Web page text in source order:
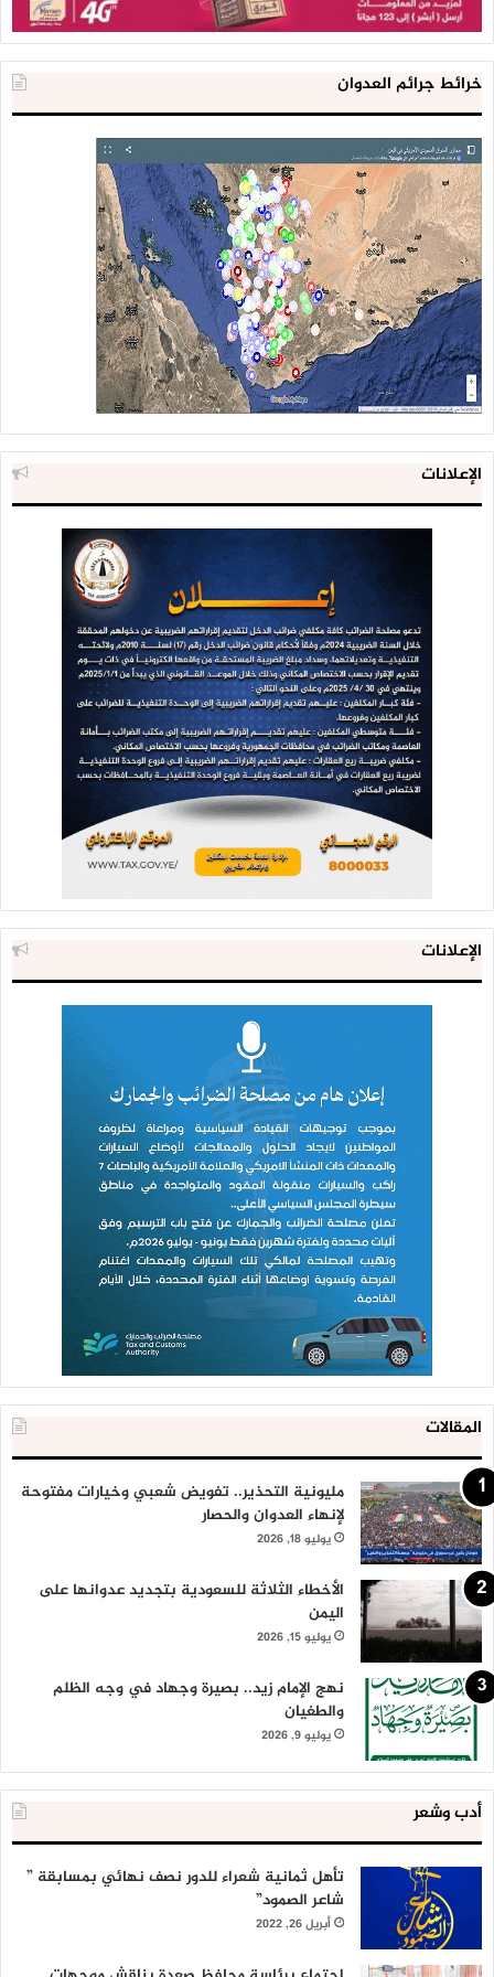
العدوان لأماكن مجاورة أكثر من مرة ما أدى إلى تضرر المبنى
الرئيسي.
وبين التقرير أن خسائر المؤسسة في التجهيزات الفنية والتقنية،
شملت نهب فروعها، وتعطل المولدات الكهربائية، وإغلاق فروع في
عدد من المحافظات، وتضرر المطابع الرئيسية، وبلغ إجمالي الخسائر
المباشرة مليون و838 ألف دولار.
فيما بلغ إجمالي الخسائر غير المباشرة التي شملت انقطاع
المرتبات، وانخفاض عوائد الأنشطة التجارية، وانخفاض الموازنة
والنفقات التشغيلية 181 مليوناً و 900 ألف دولار، وبلغ إجمالي
دولار.
وبحسب التقرير فإن المبنى الرئيسي لمؤسسة الجمهورية
للصحافة والطباعة والنشر في محافظة تعز تعرض للتدمير والنهب
والإحراق وتوقف عملها بشكل كامل بما في ذلك فروعها، وتقدر
الخسائر بأكثر من 40 مليون دولار.
تسبب العدوان في توقف عمل ونشاط معهد التدريب والتأهيل
الإعلامي، بشكل كامل، وتخفيض الموازنة التشغيلية، وكذا انقطاع
والفنية، وتقدر الخسائر بعشرة ملايين دولار.
أما مركز التوثيق الإعلامي فأدى العدوان إلى حدوث أضرار جزئية
في مبناه، وتضرر تجهيزاته الفنية والتقنية وانخفاض الموازنة
المالية بنسبة 95 بالمائة وتوقف صرف المرتبات، وتقدر الخسائر
بـخمسة ملايين دولار.
ولفت التقرير إلى أن هذه الأرقام والإحصائيات تكشف أن وسائل
الإعلام الوطنية تعرضت لأكبر عملية استهداف وتدمير ممنهج من
قبل العدوان الأمريكي السعودي، في جرائم مشهودة تتجاوز مجرد
انتهاك حرية الرأي والتعبير، إلى جرائم حرب وفق القانون الدولي
الإنساني الذي يجرم استهداف وسائل الإعلام والصحفيين حتى
أثناء الحروب والنزاعات.
وأكد أن الحقيقة هي أكبر المستهدفين من هذا العدوان الذي
جعل من وسائل الإعلام المقروءة والمسموعة والمرئية في اليمن
أهدافا مشروعة بهدف التغطية على جرائمه بحق الشعب اليمني
على مدى أكثر عقد من الزمن.
وأشار التقرير، إلى أن استهداف وسائل الإعلام هو استهداف متعمد
لجبهة من أهم جبهات مواجهة الحروب الناعمة والصلبة، التي
تستهدف في مجملها تشويش الرؤية الوطنية، وبالتالي التعتيم
على الصورة الحقيقية للعدوان وأهدافه.
وأكدت وزارة الإعلام والمؤسسات التابعة لها أن هذه الجرائم تمثل
وصمة عار في جبين تحالف العدوان وكل المتشدقين بحرية الرأي
والتعبير، وأنه سيتم محاسبة مرتكبي هذه الجرائم عاجلا أم آجلا.
وجددت التأكيد بأن وسائل الإعلام الوطنية ستبقى الصوت الحر
الذي لا يمكن إسكاته، والمنبر الذي يتصدى للآلة الإعلامية للعدو
الذي ما يزال يستهدف اليمن أرضا وإنسانا بمختلف الوسائل
خرائط جرائم العدوان
الإعلانات
الإعلانات
المقالات
مليونية التحذير.. تفويض شعبي وخيارات مفتوحة
لإنهاء العدوان والحصار
يوليو 18, 2026
الأخطاء الثلاثة للسعودية بتجديد عدوانها على
اليمن
يوليو 15, 2026
نهج الإمام زيد.. بصيرة وجهاد في وجه الظلم
والطغيان
يوليو 9, 2026
أدب وشعر
تأهل ثمانية شعراء للدور نصف نهائي بمسابقة ”
شاعر الصمود”
أبريل 26, 2022